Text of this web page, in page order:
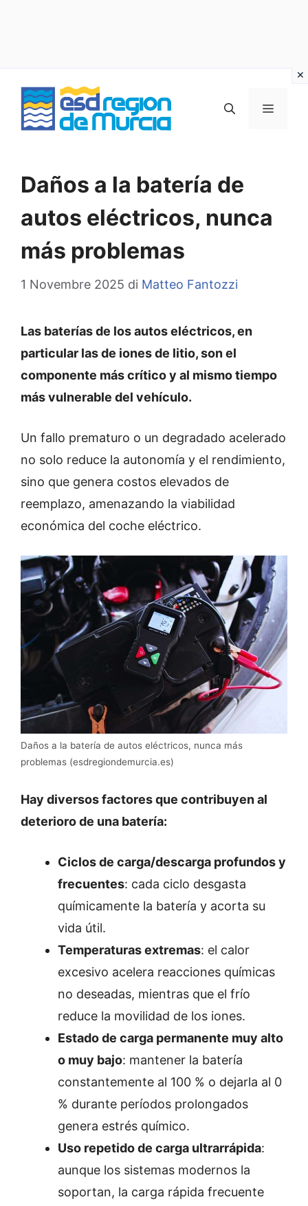
contenuto
MENU
Daños a la batería de
autos eléctricos, nunca
más problemas
1 Novembre 2025 di Matteo Fantozzi
Las baterías de los autos eléctricos, en
particular las de iones de litio, son el
componente más crítico y al mismo tiempo
más vulnerable del vehículo.
Un fallo prematuro o un degradado acelerado
no solo reduce la autonomía y el rendimiento,
sino que genera costos elevados de
reemplazo, amenazando la viabilidad
económica del coche eléctrico.
Daños a la batería de autos eléctricos, nunca más
problemas (esdregiondemurcia.es)
Hay diversos factores que contribuyen al
deterioro de una batería:
Ciclos de carga/descarga profundos y
frecuentes: cada ciclo desgasta
químicamente la batería y acorta su
vida útil.
Temperaturas extremas: el calor
excesivo acelera reacciones químicas
no deseadas, mientras que el frío
reduce la movilidad de los iones.
Estado de carga permanente muy alto
o muy bajo: mantener la batería
constantemente al 100 % o dejarla al 0
% durante períodos prolongados
genera estrés químico.
Uso repetido de carga ultrarrápida:
aunque los sistemas modernos la
soportan, la carga rápida frecuente